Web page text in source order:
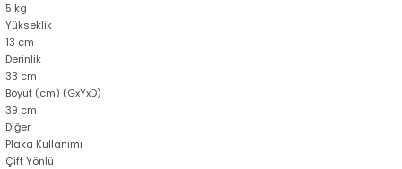
5 kg
Yükseklik
13 cm
Derinlik
33 cm
Boyut (cm) (GxYxD)
39 cm
Diğer
Plaka Kullanımı
Çift Yönlü